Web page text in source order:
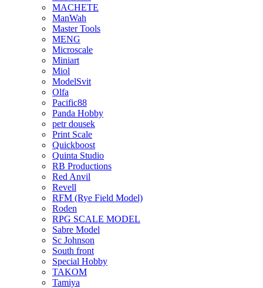
MACHETE
ManWah
Master Tools
MENG
Microscale
Miniart
Miol
ModelSvit
Olfa
Pacific88
Panda Hobby
petr dousek
Print Scale
Quickboost
Quinta Studio
RB Productions
Red Anvil
Revell
RFM (Rye Field Model)
Roden
RPG SCALE MODEL
Sabre Model
Sc Johnson
South front
Special Hobby
TAKOM
Tamiya